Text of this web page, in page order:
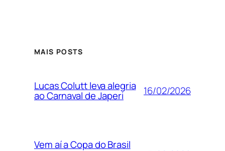
MAIS POSTS
Lucas Colutt leva alegria
ao Carnaval de Japeri 16/02/2026
Vem aí a Copa do Brasil